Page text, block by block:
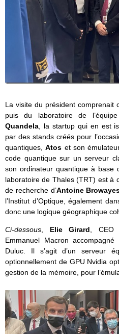
La visite du président comprenait
puis du laboratoire de
Quandela, la startup qui en est
par des stands créés pour
quantiques,Atos et son
code quantique sur un serveur
son ordinateur quantique à base
laboratoire de Thales (TRT) est à
de recherche d’Antoine
l’Institut d’Optique, également
donc une logique géographique
Ci-dessous, Elie Girard, CEO
Emmanuel Macron
Duluc. Il s’agit d’un serveur
optionnellement de GPU Nvidia
gestion de la mémoire, pour